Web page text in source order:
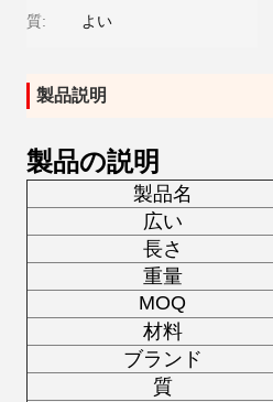
質: よい
製品説明
製品の説明
製品名
広い
長さ
重量
MOQ
材料
ブランド
質